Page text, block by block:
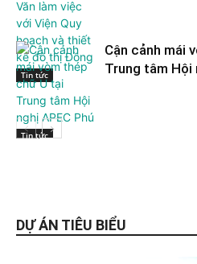
Tin tức
Tin tức
Cận cảnh mái
Trung tâm Hội
DỰ ÁN TIÊU BIỂU